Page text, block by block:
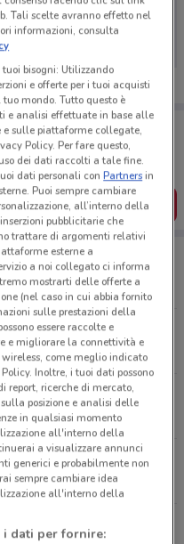
Riprova più tardi.
con te!
dei negozi vicino a te,
del risparmio, comodamente
L’APP
Bufala
Tali scelte avranno effetto nel
informazioni, consulta
bisogni: Utilizzando
e offerte per i tuoi acquisti
mondo. Tutto questo è
e analisi effettuate in base alle
sulle piattaforme collegate,
Policy. Per fare questo,
dei dati raccolti a tale fine.
dati personali conPartnersin
Puoi sempre cambiare
all’interno della
pubblicitarie che
trattare di argomenti relativi
esterne a
a noi collegato ci informa
mostrarti delle offerte a
(nel caso in cui abbia fornito
sulle prestazioni della
essere raccolte e
e migliorare la connettività e
come meglio indicato
Inoltre, i tuoi dati possono
report, ricerche di mercato,
posizione e analisi delle
in qualsiasi momento
all'interno della
a visualizzare annunci
generici e probabilmente non
sempre cambiare idea
all'interno della
dati per fornire: